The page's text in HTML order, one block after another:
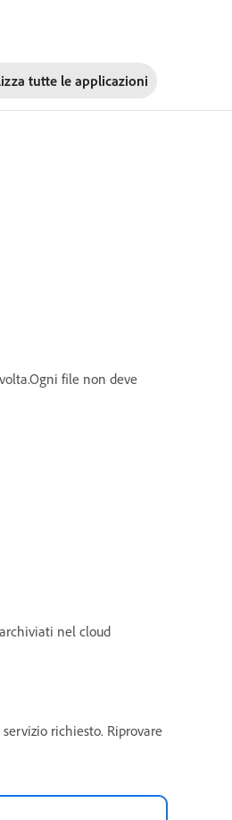
tutte le applicazioni
file non deve
nel cloud
richiesto. Riprovare